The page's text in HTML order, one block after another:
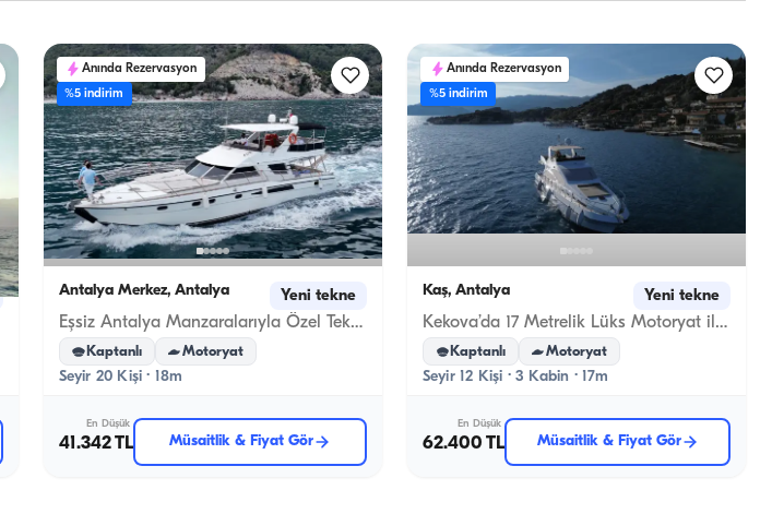
Anında Rezervasyon
%5 indirim
Antalya Merkez, Antalya Yeni tekne
Eşsiz Antalya Manzaralarıyla Özel Tekne Gezisi Sizi Bekliyor!
Kaptanlı Motoryat
Seyir 20 Kişi · 18m
En Düşük
41.342 TL Müsaitlik & Fiyat Gör
Anında Rezervasyon
%5 indirim
Kaş, Antalya Yeni tekne
Kekova’da 17 Metrelik Lüks Motoryat ile Özel Deniz Kaşifi
Kaptanlı Motoryat
Seyir 12 Kişi · 3 Kabin · 17m
En Düşük
62.400 TL Müsaitlik & Fiyat Gör